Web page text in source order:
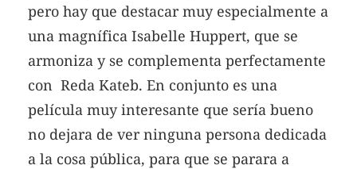
pero hay que destacar muy especialmente a
una magnífica Isabelle Huppert, que se
armoniza y se complementa perfectamente
con Reda Kateb. En conjunto es una
película muy interesante que sería bueno
no dejara de ver ninguna persona dedicada
a la cosa pública, para que se parara a